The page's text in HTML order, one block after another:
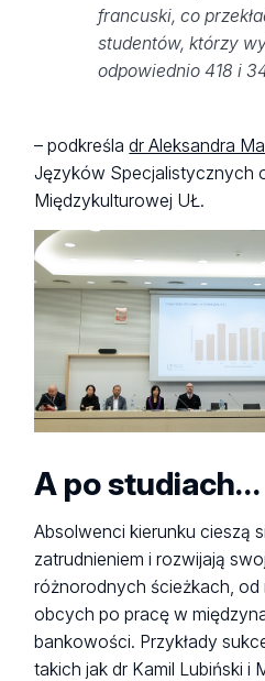
francuski, co
studentów, którzy
odpowiednio 418 i
– podkreśladr Aleksandra
Języków Specjalistycznych
Międzykulturowej UŁ.
A po studiach…
Absolwenci kierunku cieszą
zatrudnieniem i rozwijają
różnorodnych ścieżkach,
obcych po pracę w
bankowości. Przykłady
takich jak dr Kamil Lubiński i